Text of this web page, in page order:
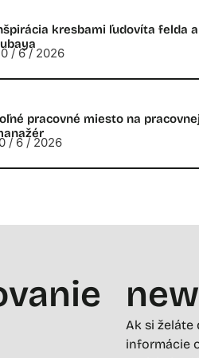
kresbami ľudovíta felda
/ 6 / 2026
pracovné miesto na
/ 6 / 2026
Ak si
informácie